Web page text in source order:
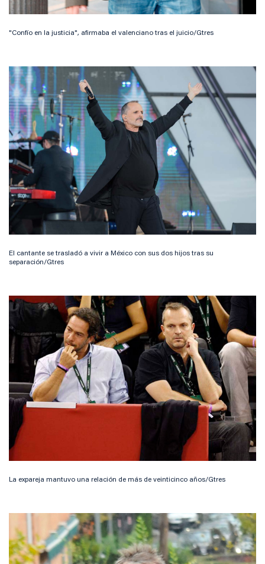
"Confío en la justicia", afirmaba el valenciano tras el juicio/Gtres
El cantante se trasladó a vivir a México con sus dos hijos tras su
separación/Gtres
La expareja mantuvo una relación de más de veinticinco años/Gtres